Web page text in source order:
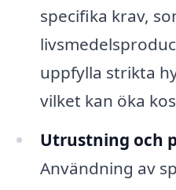
specifika krav,
uppfylla strikta
vilket kan öka
Utrustning och
Användning av